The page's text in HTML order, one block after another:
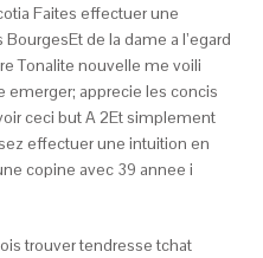
Faites effectuer une
de la dame a l’egard
Tonalite nouvelle me voili
emerger; apprecie les concis
ceci but A 2Et simplement
effectuer une intuition en
copine avec 39 annee i
trouver tendresse tchat